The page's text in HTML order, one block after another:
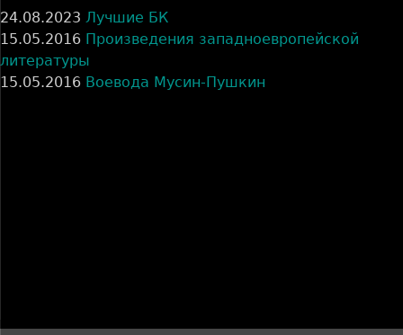
24.08.2023 Лучшие БК
15.05.2016 Произведения западноевропейской
литературы
15.05.2016 Воевода Мусин-Пушкин